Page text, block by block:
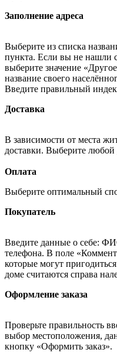
Заполнение адреса
Выберите из списка
пункта. Если вы не нашли
выберите значение
название своего
Введите правильный
Доставка
В зависимости от места
доставки. Выберите
Оплата
Выберите оптимальный
Покупатель
Введите данные о себе:
телефона. В поле
которые могут
доме считаются справа
Оформление заказа
Проверьте правильность
выбор местоположения,
кнопку «Оформить заказ».